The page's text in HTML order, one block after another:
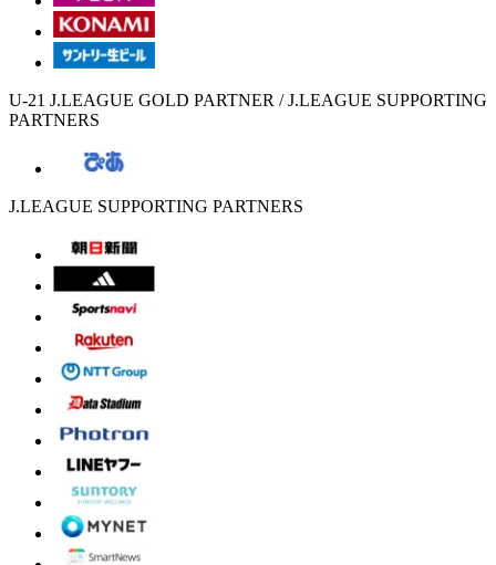
U-21 J.LEAGUE GOLD PARTNER / J.LEAGUE SUPPORTING
PARTNERS
J.LEAGUE SUPPORTING PARTNERS